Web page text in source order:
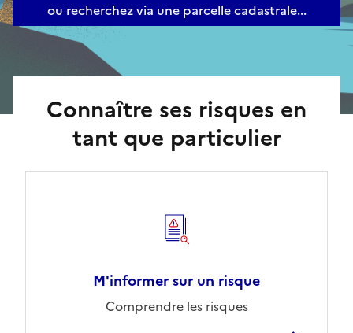
ou recherchez via une parcelle cadastrale...
Connaître ses risques en
tant que particulier
M'informer sur un risque
Comprendre les risques